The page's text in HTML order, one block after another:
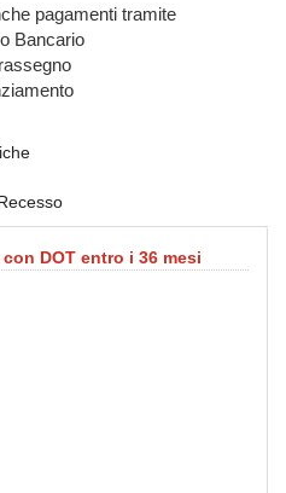
pagamenti tramite
Bancario
DOT entro i 36 mesi